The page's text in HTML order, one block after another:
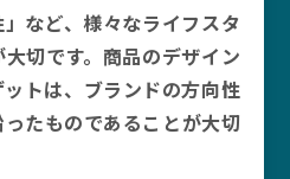
など、様々なライフスタ
切です。商品のデザイン
トは、ブランドの方向性
たものであることが大切